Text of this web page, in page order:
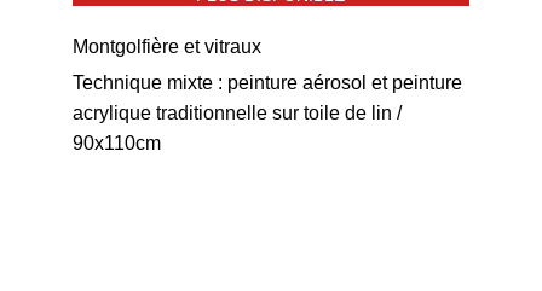
Montgolfière et vitraux
Technique mixte : peinture aérosol et peinture
acrylique traditionnelle sur toile de lin /
90x110cm